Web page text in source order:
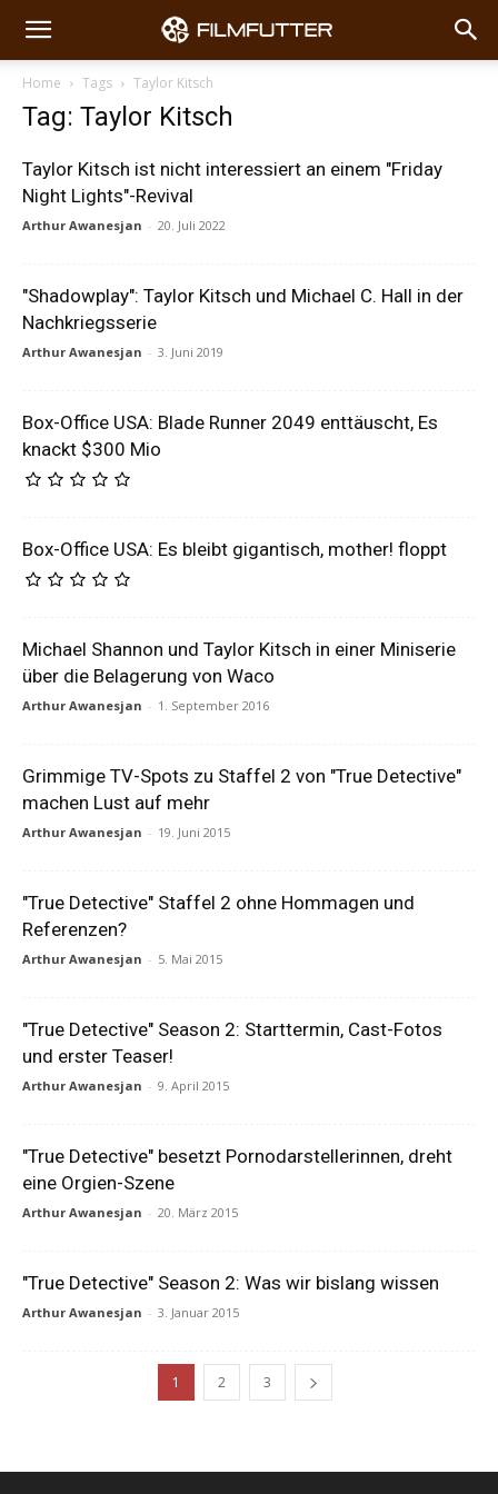
Home Tags Taylor Kitsch
Tag: Taylor Kitsch
Taylor Kitsch ist nicht interessiert an einem "Friday
Night Lights"-Revival
Arthur Awanesjan - 20. Juli 2022
"Shadowplay": Taylor Kitsch und Michael C. Hall in der
Nachkriegsserie
Arthur Awanesjan - 3. Juni 2019
Box-Office USA: Blade Runner 2049 enttäuscht, Es
knackt $300 Mio
Box-Office USA: Es bleibt gigantisch, mother! floppt
Michael Shannon und Taylor Kitsch in einer Miniserie
über die Belagerung von Waco
Arthur Awanesjan - 1. September 2016
Grimmige TV-Spots zu Staffel 2 von "True Detective"
machen Lust auf mehr
Arthur Awanesjan - 19. Juni 2015
"True Detective" Staffel 2 ohne Hommagen und
Referenzen?
Arthur Awanesjan - 5. Mai 2015
"True Detective" Season 2: Starttermin, Cast-Fotos
und erster Teaser!
Arthur Awanesjan - 9. April 2015
"True Detective" besetzt Pornodarstellerinnen, dreht
eine Orgien-Szene
Arthur Awanesjan - 20. März 2015
"True Detective" Season 2: Was wir bislang wissen
Arthur Awanesjan - 3. Januar 2015
1 2 3